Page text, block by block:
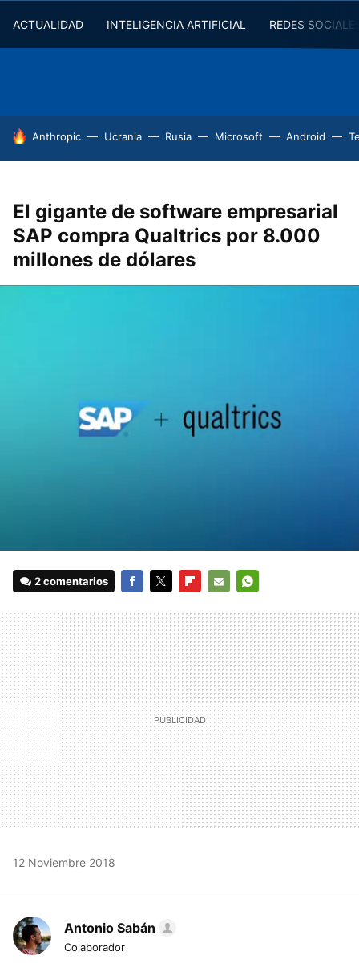
ACTUALIDAD INTELIGENCIA ARTIFICIAL REDES
HOY SE HABLA DE
Anthropic Ucrania Rusia Microsoft Android
El gigante de software empresarial
SAP compra Qualtrics por 8.000
millones de dólares
2 comentarios
MAIL
12 Noviembre 2018
Antonio Sabán
Colaborador